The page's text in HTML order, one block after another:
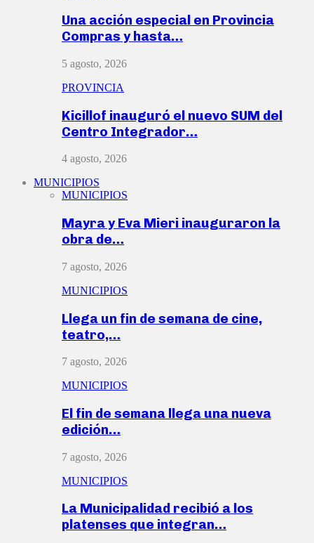
Una acción especial en Provincia
Compras y hasta…
5 agosto, 2026
PROVINCIA
Kicillof inauguró el nuevo SUM del
Centro Integrador…
4 agosto, 2026
MUNICIPIOS
MUNICIPIOS
Mayra y Eva Mieri inauguraron la
obra de…
7 agosto, 2026
MUNICIPIOS
Llega un fin de semana de cine,
teatro,…
7 agosto, 2026
MUNICIPIOS
El fin de semana llega una nueva
edición…
7 agosto, 2026
MUNICIPIOS
La Municipalidad recibió a los
platenses que integran…